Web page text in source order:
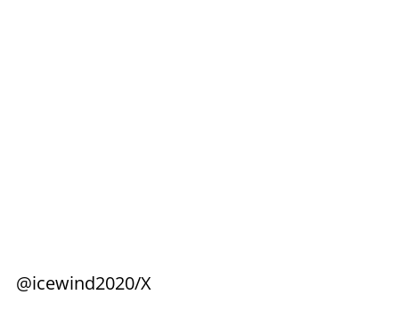
@icewind2020/X